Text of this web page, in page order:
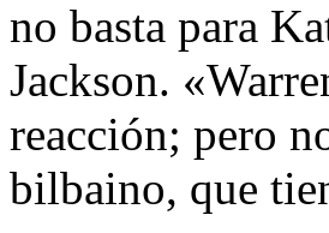
no basta para
Jackson.
reacción; pero
bilbaino, que